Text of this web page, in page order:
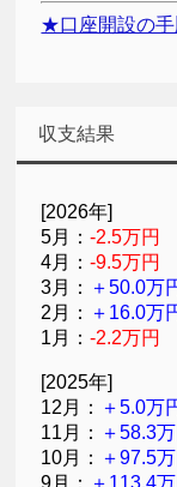
★口座開設の手
収支結果
[2026年]
5月：-2.5万円
4月：-9.5万円
3月： ＋50.0万
2月： ＋16.0万
1月：-2.2万円
[2025年]
12月： ＋5.0万
11月： ＋58.3
10月： ＋97.5
9月： ＋113.4万